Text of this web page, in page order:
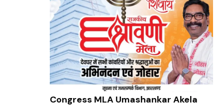
Congress MLA Umashankar Akela